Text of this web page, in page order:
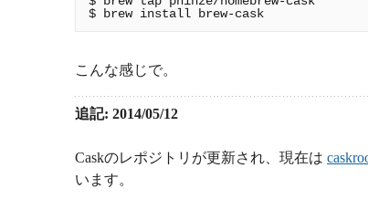
こんな感じで。
追記: 2014/05/12
Caskのレポジトリが更新され、現在は
います。